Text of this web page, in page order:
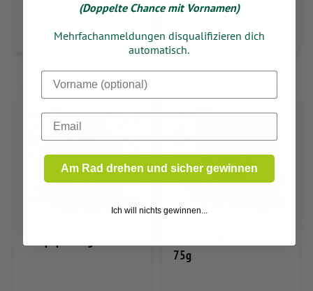
75g
(Doppelte Chance mit Vornamen)
Mehrfachanmeldungen disqualifizieren dich
automatisch.
Dein Vorname
Email
Am Rad drehen und sicher gewinnen
Ich will nichts gewinnen...